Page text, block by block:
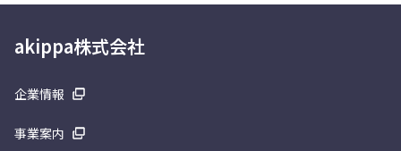
akippa株式会社
企業情報
事業案内